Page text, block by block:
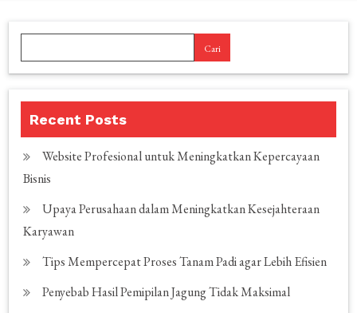
Cari
Recent Posts
Website Profesional untuk Meningkatkan Kepercayaan
Bisnis
Upaya Perusahaan dalam Meningkatkan Kesejahteraan
Karyawan
Tips Mempercepat Proses Tanam Padi agar Lebih Efisien
Penyebab Hasil Pemipilan Jagung Tidak Maksimal